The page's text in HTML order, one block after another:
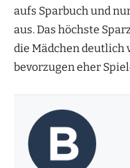
aufs Sparbuch und
aus. Das höchste
die Mädchen deutlich
bevorzugen eher